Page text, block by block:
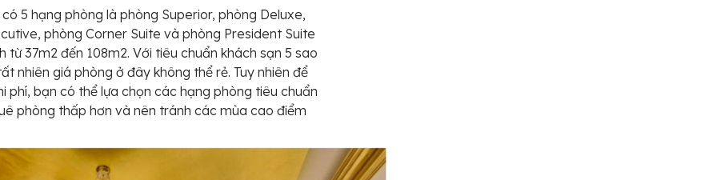
5 hạng phòng là phòng Superior, phòng Deluxe,
phòng Corner Suite và phòng President Suite
từ 37m2 đến 108m2. Với tiêu chuẩn khách sạn 5 sao
nhiên giá phòng ở đây không thể rẻ. Tuy nhiên để
phí, bạn có thể lựa chọn các hạng phòng tiêu chuẩn
phòng thấp hơn và nên tránh các mùa cao điểm